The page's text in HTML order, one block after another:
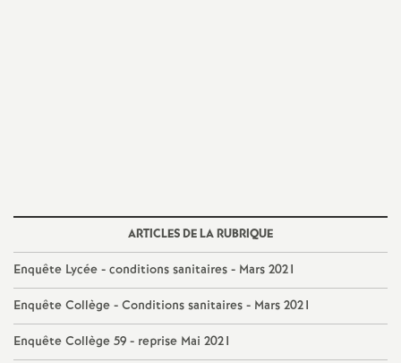
m
e
n
ARTICLES DE LA RUBRIQUE
Enquête Lycée - conditions sanitaires - Mars 2021
Enquête Collège - Conditions sanitaires - Mars 2021
Enquête Collège 59 - reprise Mai 2021